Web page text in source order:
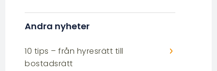
Andra nyheter
10 tips – från hyresrätt till
bostadsrätt